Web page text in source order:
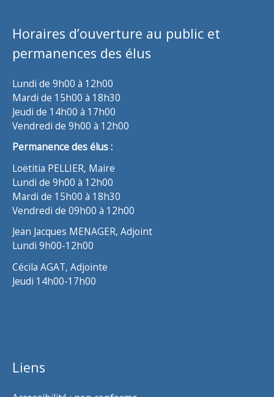
Horaires d’ouverture au public et
permanences des élus
Lundi de 9h00 à 12h00
Mardi de 15h00 à 18h30
Jeudi de 14h00 à 17h00
Vendredi de 9h00 à 12h00
Permanence des élus :
Loëtitia PELLIER, Maire
Lundi de 9h00 à 12h00
Mardi de 15h00 à 18h30
Vendredi de 09h00 à 12h00
Jean Jacques MENAGER, Adjoint
Lundi 9h00-12h00
Cécila AGAT, Adjointe
Jeudi 14h00-17h00
Liens